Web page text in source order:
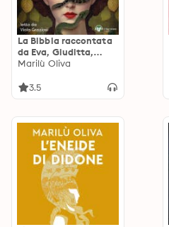
La Bibbia raccontata
da Eva, Giuditta,
Maddalena e le altre
Marilù Oliva
3.5